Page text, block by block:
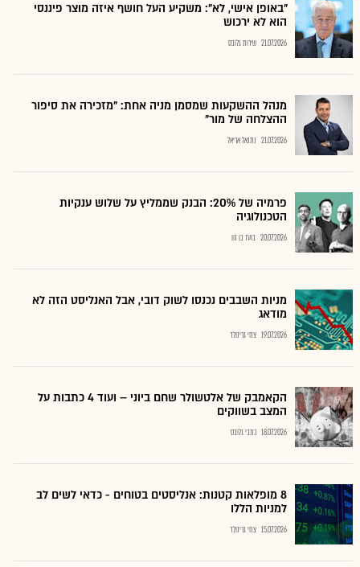
"באופן אישי, לא": משקיע העל חושף איזה מוצר פיננסי
הוא לא ירכוש
21.07.2026 שירות גלובס
מנהל ההשקעות שמסמן מניה אחת: "מזכירה את סיפור
ההצלחה של מור"
21.07.2026 נתנאל אריאל
פרמיה של 20%: הבנק שממליץ על שלוש ענקיות
הטכנולוגיה
20.07.2026 בועז בן נון
מניות השבבים נכנסו לשוק דובי, אבל האנליסט הזה לא
מודאג
19.07.2026 צחי גרינולד
הקאמבק של אלטשולר שחם ביוני – ועוד 4 כתבות על
המצב בשווקים
18.07.2026 כתבי גלובס
8 מופלאות קטנות: אנליסטים בטוחים - כדאי לשים לב
למניות הללו
15.07.2026 צחי גרינולד